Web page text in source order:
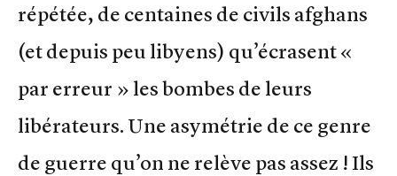
répétée, de centaines de civils afghans
(et depuis peu libyens) qu’écrasent «
par erreur » les bombes de leurs
libérateurs. Une asymétrie de ce genre
de guerre qu’on ne relève pas assez ! Ils